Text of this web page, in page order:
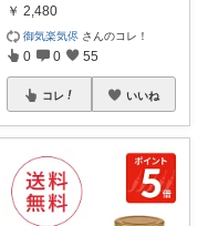
￥ 2,480
御気楽気侭 さんのコレ！
0 0 55
コレ いいね